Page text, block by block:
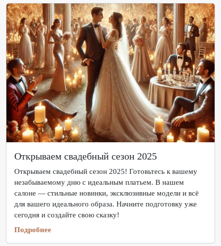
Открываем свадебный сезон 2025
Открываем свадебный сезон 2025! Готовьтесь к вашему
незабываемому дню с идеальным платьем. В нашем
салоне — стильные новинки, эксклюзивные модели и всё
для вашего идеального образа. Начните подготовку уже
сегодня и создайте свою сказку!
Подробнее